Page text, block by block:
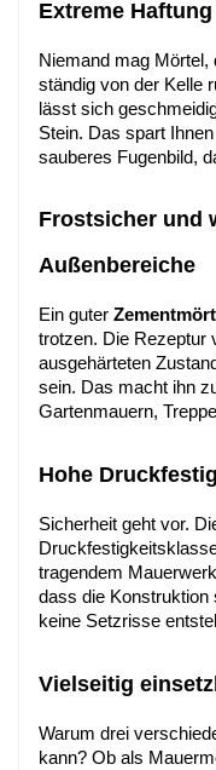
Extreme
Niemand mag
ständig von der Kelle
lässt sich
Stein. Das spart
sauberes Fugenbild,
Frostsicher und
Außenbereiche
Ein guter
trotzen. Die Rezeptur
ausgehärteten
sein. Das macht ihn
Gartenmauern,
Hohe
Sicherheit geht vor.
tragendem
dass die Konstruktion
keine Setzrisse
Vielseitig
Warum drei
kann? Ob als